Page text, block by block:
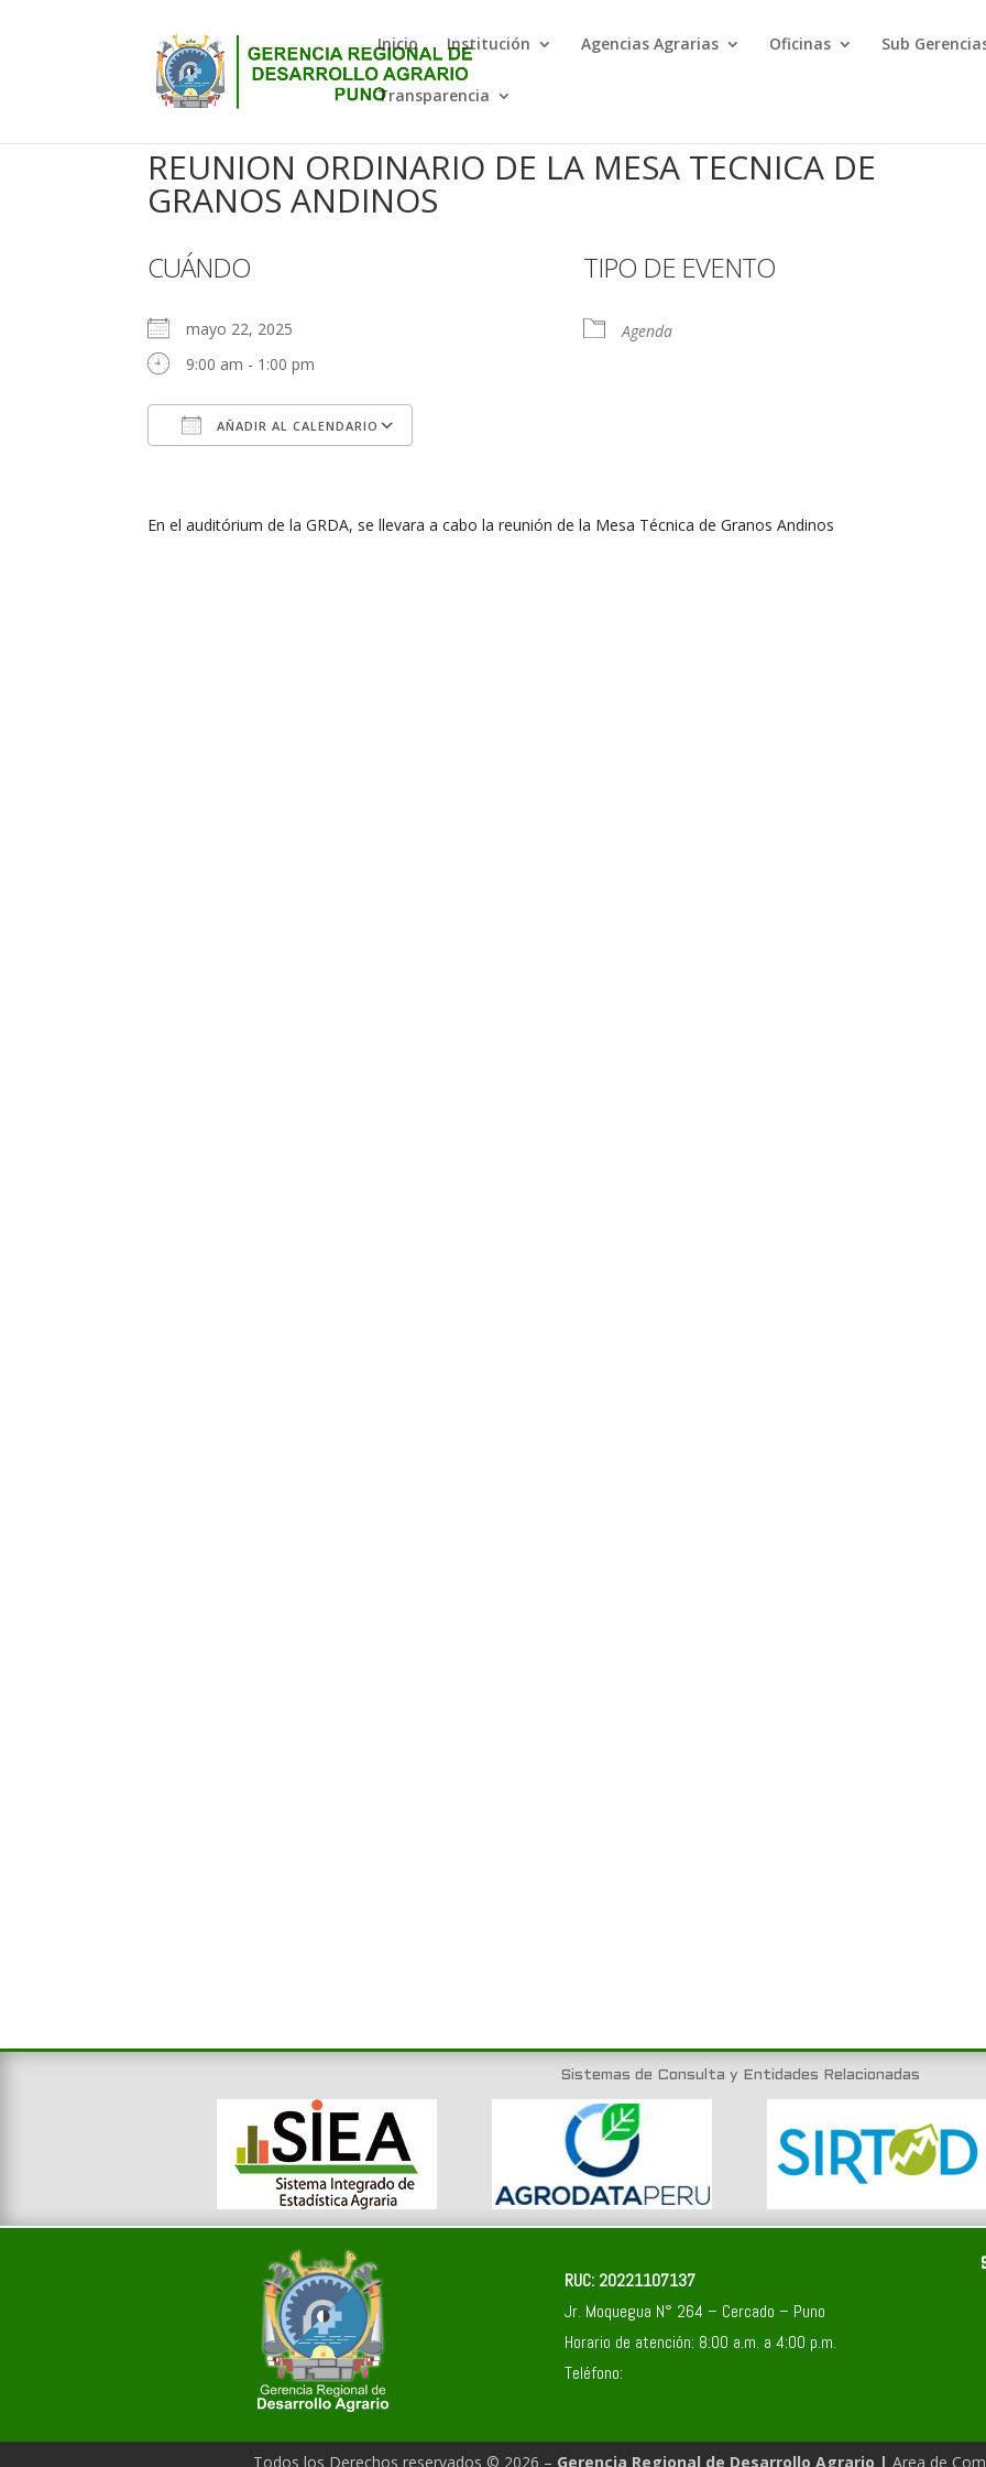
Inicio Institución Agencias Agrarias Oficinas Sub
Transparencia
REUNION ORDINARIO DE LA MESA TECNICA DE
GRANOS ANDINOS
CUÁNDO
mayo 22, 2025
9:00 am - 1:00 pm
AÑADIR AL CALENDARIO
TIPO DE EVENTO
Agenda
En el auditórium de la GRDA, se llevara a cabo la reunión de la Mesa Técnica de Granos Andinos
Sistemas de Consulta y Entidades Relacionadas
RUC: 20221107137
Jr. Moquegua N° 264 – Cercado – Puno
Horario de atención: 8:00 a.m. a 4:00 p.m.
Teléfono:
Todos los Derechos reservados © 2026 – Gerencia Regional de Desarrollo Agrario | Area de